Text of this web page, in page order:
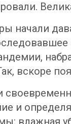
начали
вскоре
и
влажная